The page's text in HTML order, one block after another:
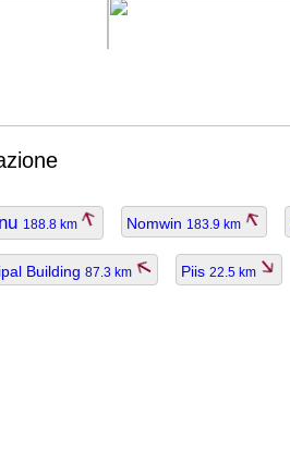
188.8 km Nomwin 183.9 km
Building 87.3 km Piis 22.5 km